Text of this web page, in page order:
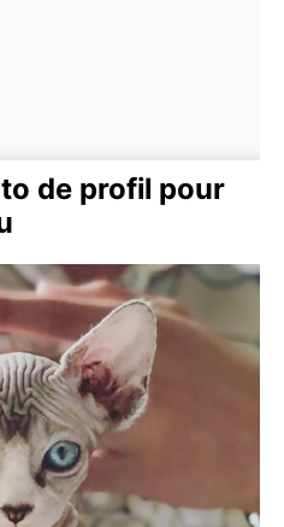
de profil pour